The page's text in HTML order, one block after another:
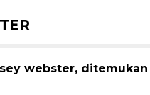
webster, ditemukan